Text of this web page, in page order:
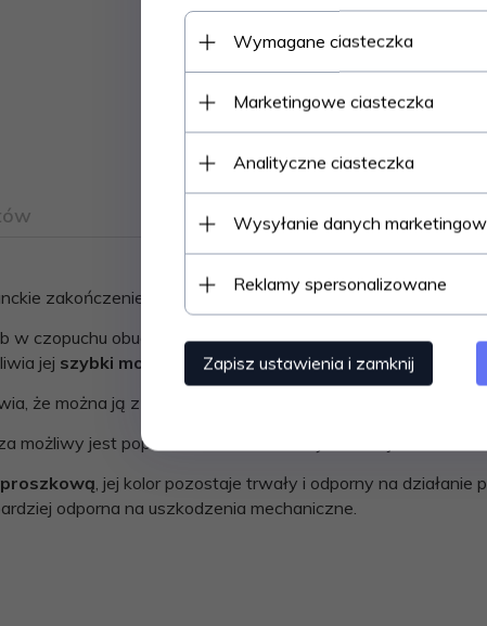
zakończenie kanałów rozprowadzających ciepłe
w czopuchu obudowy kominkowej za pomocą kieszeni oraz
jej szybki montaż i demontaż, np. na potrzeby jej
że można ją z łatwością dopasować do każdego rodzaju
możliwy jest poprzez układ nieruchomych żaluzji.
, jej kolor pozostaje trwały i odporny na działanie
odporna na uszkodzenia mechaniczne.
Wymagane ciasteczka
Marketingowe ciasteczka
Analityczne ciasteczka
Wysyłanie danych
Reklamy spersonalizowane
Zapisz ustawienia i zamknij